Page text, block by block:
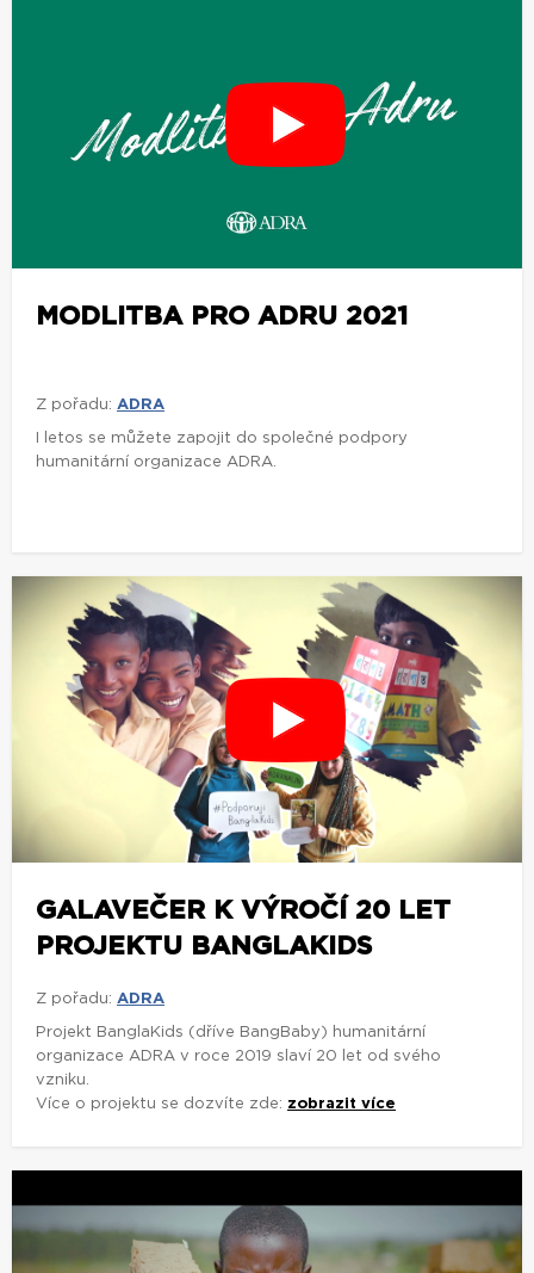
MODLITBA PRO ADRU 2021
Z pořadu: ADRA
I letos se můžete zapojit do společné podpory
humanitární organizace ADRA.
GALAVEČER K VÝROČÍ 20 LET
PROJEKTU BANGLAKIDS
Z pořadu: ADRA
Projekt BanglaKids (dříve BangBaby) humanitární
organizace ADRA v roce 2019 slaví 20 let od svého
vzniku.
Více o projektu se dozvíte zde: zobrazit více